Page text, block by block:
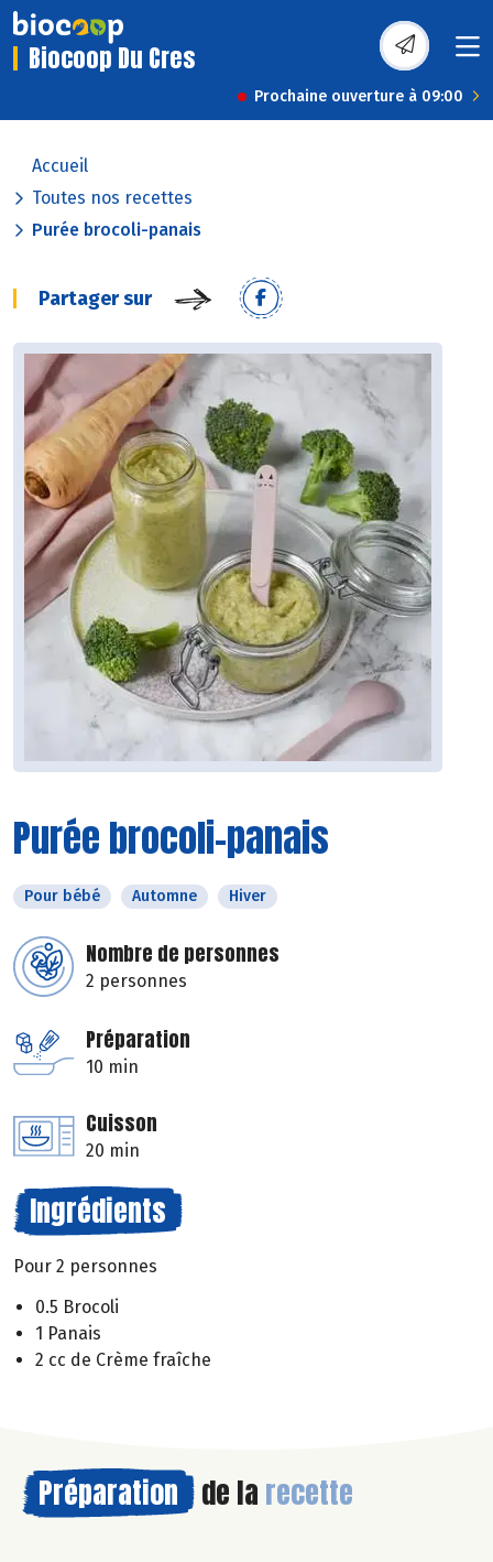
Biocoop Du Cres
Prochaine ouverture à 09:00
Accueil
Toutes nos recettes
Purée brocoli-panais
Partager sur
Purée brocoli-panais
Pour bébé Automne Hiver
Nombre de personnes
2 personnes
Préparation
10 min
Cuisson
20 min
Ingrédients
Pour 2 personnes
0.5 Brocoli
1 Panais
2 cc de Crème fraîche
Préparation de la recette